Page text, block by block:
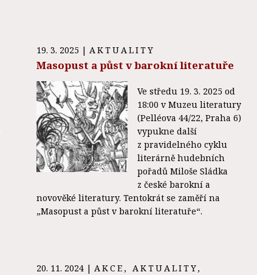
19. 3. 2025 |AKTUALITY
Masopust a půst v barokní literatuře
Ve středu 19. 3. 2025 od
18:00 v Muzeu literatury
(Pelléova 44/22, Praha 6)
vypukne další
z pravidelného cyklu
literárně hudebních
pořadů Miloše Sládka
z české barokní a
novověké literatury. Tentokrát se zaměří na
„Masopust a půst v barokní literatuře“.
20. 11. 2024 |AKCE ,AKTUALITY,